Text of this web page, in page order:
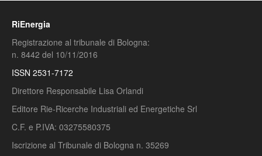
RiEnergia
Registrazione al tribunale di Bologna:
n. 8442 del 10/11/2016
ISSN 2531-7172
Direttore Responsabile Lisa Orlandi
Editore Rie-Ricerche Industriali ed Energetiche Srl
C.F. e P.IVA: 03275580375
Iscrizione al Tribunale di Bologna n. 35269